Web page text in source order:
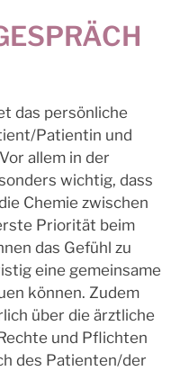
das persönliche
Patientin und
allem in der
wichtig, dass
Chemie zwischen
Priorität beim
das Gefühl zu
eine gemeinsame
können. Zudem
über die ärztliche
und Pflichten
des Patienten/der